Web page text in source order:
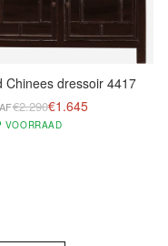
Chinees dressoir 4417
€2.290€1.645
VOORRAAD